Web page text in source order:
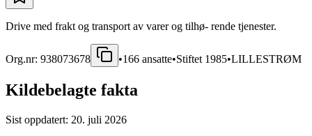
Drive med frakt og transport av varer og tilhø- rende tjenester.
Org.nr: 938073678 •166 ansatte•Stiftet 1985•LILLESTRØM
Kildebelagte fakta
Sist oppdatert: 20. juli 2026